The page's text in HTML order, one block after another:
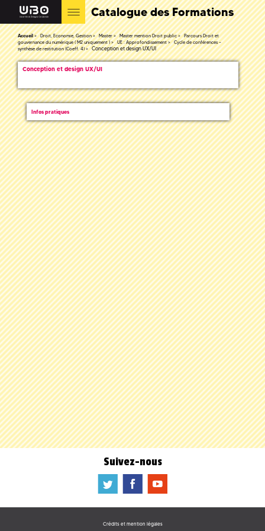
Catalogue des Formations
Accueil Droit, Economie, Gestion Master Master mention Droit public
Parcours Droit et
gouvernance du numérique ( M2 uniquement )
UE : Approfondissement
Cycle de conférences –
synthèse de restitution (Coeff. 4)
Conception et design UX/UI
Conception et design UX/UI
Infos pratiques
Suivez-nous
a b f
Crédits et mention légales